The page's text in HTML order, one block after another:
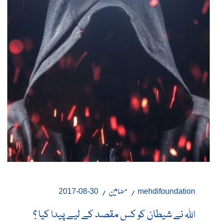
mehdifoundation مضامین 30-08-2017
اللہ نے شیطان کو کس مقصد کے لیے پیدا کیا ؟